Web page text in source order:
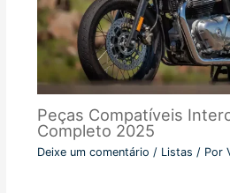
Peças Compatíveis
Completo 2025
Deixe um comentário / Listas / Por